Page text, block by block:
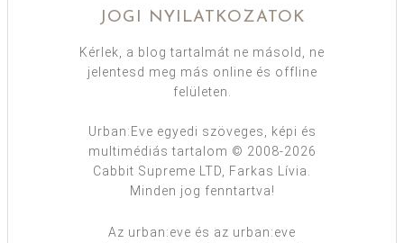
JOGI NYILATKOZATOK
Kérlek, a blog tartalmát ne másold, ne
jelentesd meg más online és offline
felületen.
Urban:Eve egyedi szöveges, képi és
multimédiás tartalom © 2008-2026
Cabbit Supreme LTD, Farkas Lívia.
Minden jog fenntartva!
Az urban:eve és az urban:eve